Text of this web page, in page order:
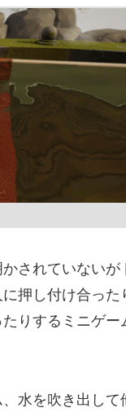
されていないが
押し付け合った
りするミニゲー
水を吹き出して